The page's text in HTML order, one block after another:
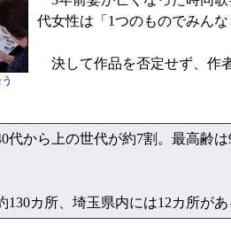
代女性は「1つのものでみん
決して作品を否定せず、作
から上の世代が約7割。最高齢
カ所、埼玉県内には12カ所が